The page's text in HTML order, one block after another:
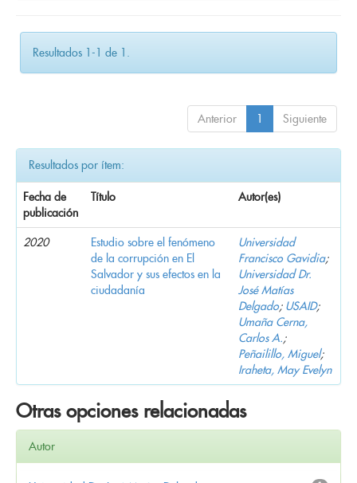
Resultados 1-1 de 1.
Anterior 1 Siguiente
Resultados por ítem:
Fecha de
publicación
Título Autor(es)
2020
Estudio sobre el fenómeno
de la corrupción en El
Salvador y sus efectos en la
ciudadanía
Universidad
Francisco Gavidia;
Universidad Dr.
José Matías
Delgado; USAID;
Umaña Cerna,
Carlos A.;
Peñailillo, Miguel;
Iraheta, May Evelyn
Otras opciones relacionadas
Autor